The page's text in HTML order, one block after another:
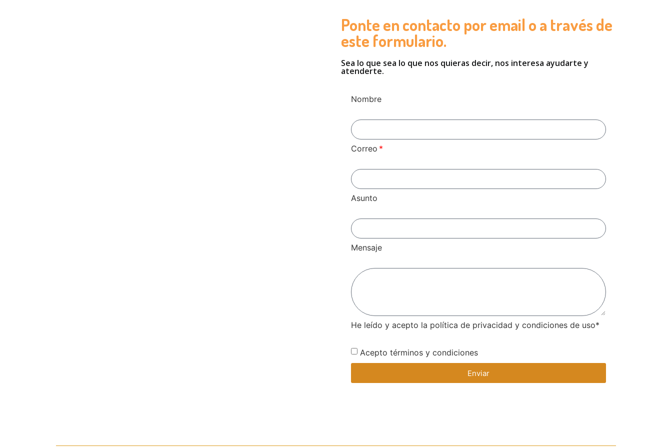
Ponte en contacto por email o a través de
este formulario.
Sea lo que sea lo que nos quieras decir, nos interesa ayudarte y
atenderte.
Nombre
Correo
Asunto
Mensaje
He leído y acepto la política de privacidad y condiciones de uso*
Acepto términos y condiciones
Enviar